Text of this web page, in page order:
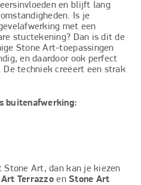
en blijft lang
Is je
met een
stuctekening? Dan is dit de
Stone Art-toepassingen
en daardoor ook perfect
techniek creëert een strak
buitenafwerking:
Stone Art, dan kan je kiezen
TerrazzoenStone Art